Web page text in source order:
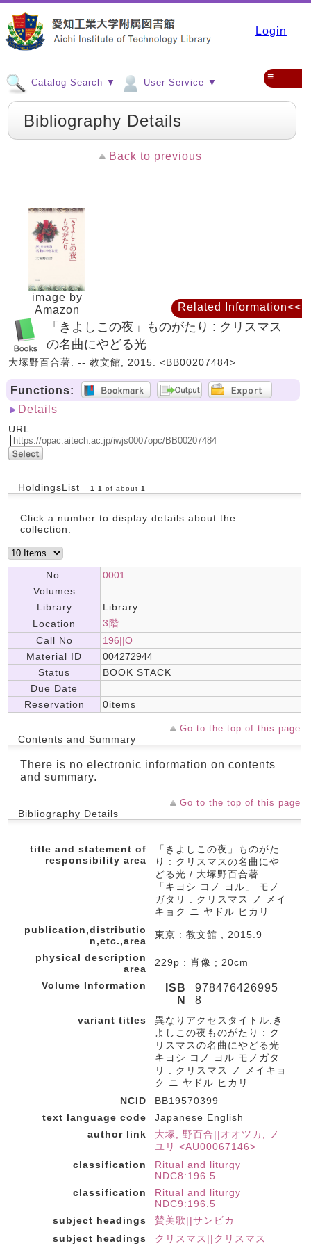
Login
Catalog Search ▼ User Service ▼ ≡
Bibliography Details
Back to previous
image by
Amazon
「きよしこの夜」ものがたり : クリスマス
の名曲にやどる光
大塚野百合著. -- 教文館, 2015. <BB00207484>
Functions:
Details
URL:
HoldingsList 1 -1 of about 1
Click a number to display details about the
collection.
No.
0001
Volumes
Library
Library
Location
3階
Call No
196||O
Material ID
004272944
Status
BOOK STACK
Due Date
Reservation
0items
Go to the top of this page
Contents and Summary
There is no electronic information on contents
and summary.
Go to the top of this page
Bibliography Details
title and statement of
responsibility area
「きよしこの夜」ものがた
り : クリスマスの名曲にや
どる光 / 大塚野百合著
「キヨシ コノ ヨル」 モノ
ガタリ : クリスマス ノ メイ
キョク ニ ヤドル ヒカリ
publication,distributio
n,etc.,area
東京 : 教文館 , 2015.9
physical description
area
229p : 肖像 ; 20cm
Volume Information
ISB
N
978476426995
8
variant titles
異なりアクセスタイトル:き
よしこの夜ものがたり : ク
リスマスの名曲にやどる光
キヨシ コノ ヨル モノガタ
リ : クリスマス ノ メイキョ
ク ニ ヤドル ヒカリ
NCID
BB19570399
text language code
Japanese English
author link
大塚, 野百合||オオツカ, ノ
ユリ <AU00067146>
classification
Ritual and liturgy
NDC8:196.5
classification
Ritual and liturgy
NDC9:196.5
subject headings
賛美歌||サンビカ
subject headings
クリスマス||クリスマス
Related Information<<